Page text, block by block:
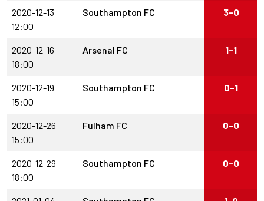
2020-12-13
12:00
Southampton FC 3-0
2020-12-16
18:00
Arsenal FC 1-1
2020-12-19
15:00
Southampton FC 0-1
2020-12-26
15:00
Fulham FC 0-0
2020-12-29
18:00
Southampton FC 0-0